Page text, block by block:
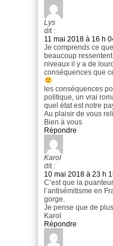
Lys
dit :
11 mai 2018 à 16 h
Je comprends ce
beaucoup
niveaux il y a de
conséquences que
les conséquences
politique, un vrai
quel état est notre
Au plaisir de vous
Bien à vous
Répondre
Karol
dit :
10 mai 2018 à 23 h
C’est que la
l’antisémitisme en
gorge.
Je pense que de
Karol
Répondre